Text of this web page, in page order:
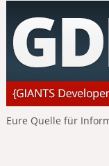
Eure Quelle für